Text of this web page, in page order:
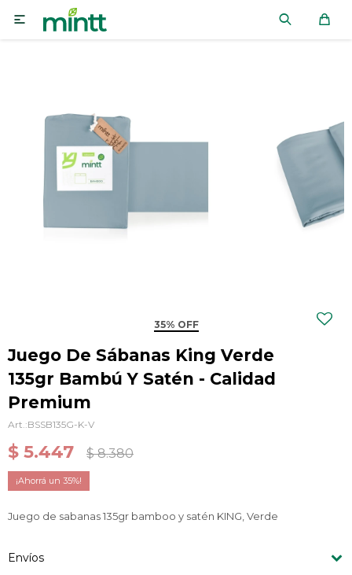

35% OFF
Juego De Sábanas King Verde
135gr Bambú Y Satén - Calidad
Premium
BSSB135G-K-V
$ 5.447 $ 8.380
35
Juego de sabanas 135gr bamboo y satén KING, Verde
Envíos